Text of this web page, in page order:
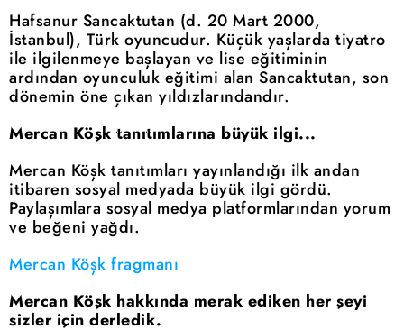
Hafsanur Sancaktutan (d. 20 Mart 2000,
İstanbul), Türk oyuncudur. Küçük yaşlarda tiyatro
ile ilgilenmeye başlayan ve lise eğitiminin
ardından oyunculuk eğitimi alan Sancaktutan, son
dönemin öne çıkan yıldızlarındandır.
Mercan Köşk tanıtımlarına büyük ilgi...
Mercan Köşk tanıtımları yayınlandığı ilk andan
itibaren sosyal medyada büyük ilgi gördü.
Paylaşımlara sosyal medya platformlarından yorum
ve beğeni yağdı.
Mercan Köşk fragmanı
Mercan Köşk hakkında merak ediken her şeyi
sizler için derledik.